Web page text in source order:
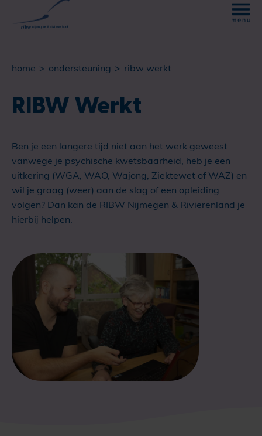
home ondersteuning ribw werkt
RIBW Werkt
Ben je een langere tijd niet aan het werk geweest
vanwege je psychische kwetsbaarheid, heb je een
uitkering (WGA, WAO, Wajong, Ziektewet of WAZ) en
wil je graag (weer) aan de slag of een opleiding
volgen? Dan kan de RIBW Nijmegen & Rivierenland je
hierbij helpen.